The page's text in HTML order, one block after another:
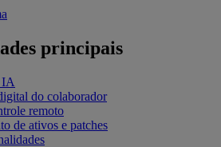
principais
IA
do colaborador
remoto
de ativos e patches